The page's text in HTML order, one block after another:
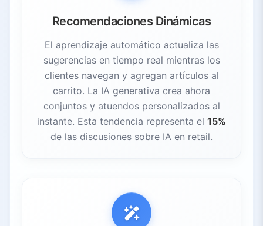
Recomendaciones Dinámicas
El aprendizaje automático actualiza las
sugerencias en tiempo real mientras los
clientes navegan y agregan artículos al
carrito. La IA generativa crea ahora
conjuntos y atuendos personalizados al
instante. Esta tendencia representa el 15%
de las discusiones sobre IA en retail.